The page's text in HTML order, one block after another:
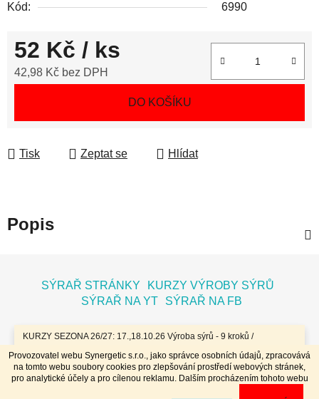
Provozovatel webu Synergetic s.r.o., jako správce osobních údajů, zpracovává
na tomto webu soubory cookies pro zlepšování prostředí webových stránek,
pro analytické účely a pro cílenou reklamu. Dalším procházením tohoto webu
KURZY SEZONA 26/27: 17.,18.10.26 Výroba sýrů - 9 kroků /
7.11.26 Bochníky - tvrdé zrající sýry / 8.11.26 Jogurty, Zákysy, Kefír
a Tvaroh + Hnětené a Tažené sýry/ 23.,24.1.27 Sýry doma /
20.,21.3.27 Výroba sýrů - 9 kroků / 10.4.27 Plísňáky - zrající sýry s
plísní / 11.4.27 Bochníky - tvrdé zrající sýry / 29.4..-2.5.27 Sýry 4
Kód:
6990
52 Kč / ks
42,98 Kč bez DPH
DO KOŠÍKU
Tisk Zeptat se Hlídat
Popis
SÝRAŘ STRÁNKY
KURZY VÝROBY SÝRŮ
SÝRAŘ NA YT
SÝRAŘ NA FB
Vytvořil Shoptet